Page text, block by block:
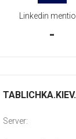
Linkedin
-
Server: